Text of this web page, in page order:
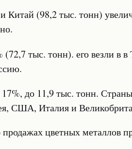
Китай (98,2 тыс. тонн)
(72,7 тыс. тонн). его везли в
17%, до 11,9 тыс. тонн.
США, Италия и
цветных металлов